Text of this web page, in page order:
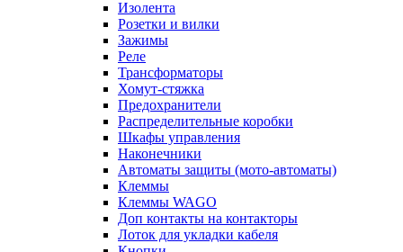
Изолента
Розетки и вилки
Зажимы
Реле
Трансформаторы
Хомут-стяжка
Предохранители
Распределительные коробки
Шкафы управления
Наконечники
Автоматы защиты (мото-автоматы)
Клеммы
Клеммы WAGO
Доп контакты на контакторы
Лоток для укладки кабеля